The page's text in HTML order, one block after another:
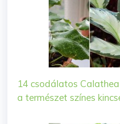
14 csodálatos
a természet színes